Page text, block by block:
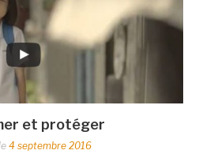
et protéger
4 septembre 2016